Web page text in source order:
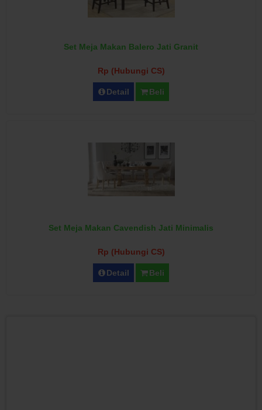
Set Meja Makan Balero Jati Granit
Rp (Hubungi CS)
Detail Beli
Set Meja Makan Cavendish Jati Minimalis
Rp (Hubungi CS)
Detail Beli